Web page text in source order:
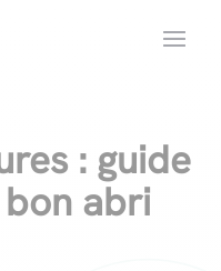
: guide
abri